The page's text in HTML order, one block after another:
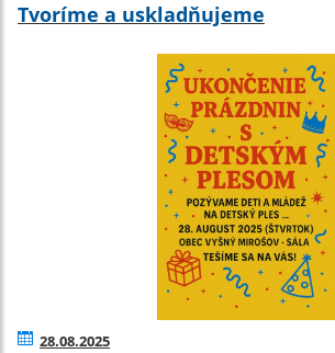
Tvoríme a uskladňujeme
28.08.2025